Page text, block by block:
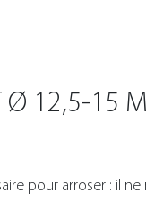
Ø 12,5-15
pour arroser : il